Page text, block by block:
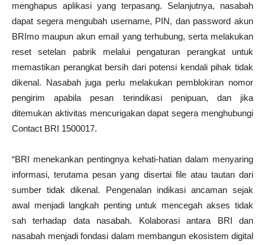
menghapus aplikasi yang terpasang. Selanjutnya, nasabah
dapat segera mengubah username, PIN, dan password akun
BRImo maupun akun email yang terhubung, serta melakukan
reset setelan pabrik melalui pengaturan perangkat untuk
memastikan perangkat bersih dari potensi kendali pihak tidak
dikenal. Nasabah juga perlu melakukan pemblokiran nomor
pengirim apabila pesan terindikasi penipuan, dan jika
ditemukan aktivitas mencurigakan dapat segera menghubungi
Contact BRI 1500017.
“BRI menekankan pentingnya kehati-hatian dalam menyaring
informasi, terutama pesan yang disertai file atau tautan dari
sumber tidak dikenal. Pengenalan indikasi ancaman sejak
awal menjadi langkah penting untuk mencegah akses tidak
sah terhadap data nasabah. Kolaborasi antara BRI dan
nasabah menjadi fondasi dalam membangun ekosistem digital